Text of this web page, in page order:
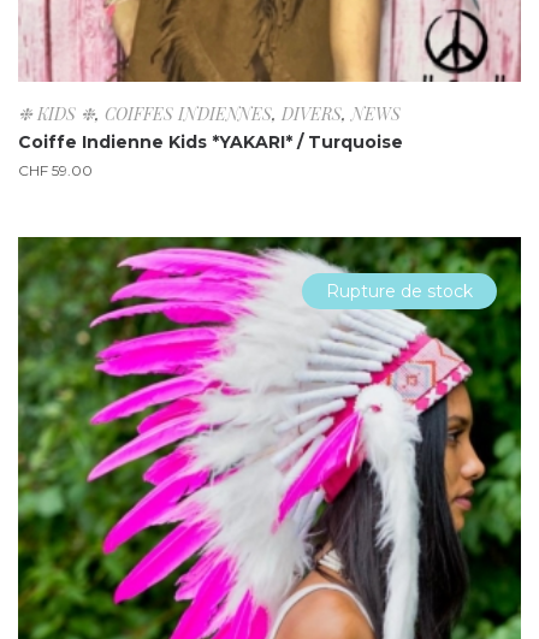
❉ KIDS ❉, COIFFES INDIENNES, DIVERS,NEWS
Coiffe Indienne Kids *YAKARI* / Turquoise
CHF 59.00
Rupture de stock